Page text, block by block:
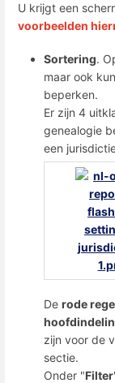
U krijgt een
voorbeelden
Sortering.
maar ook
beperken.
Er zijn 4
genealogie
een
De rode
zijn voor de
sectie.
Onder "Filter